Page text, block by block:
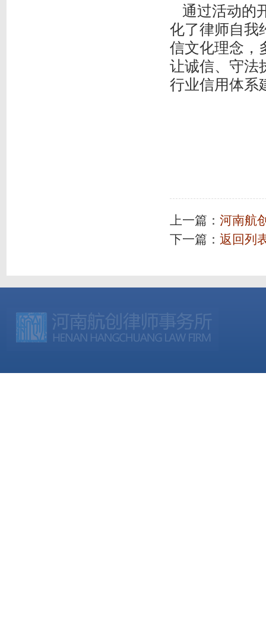
通过活动的
化了律师自我
信文化理念，
让诚信、守法
行业信用体系
上一篇： 河南航
下一篇： 返回列